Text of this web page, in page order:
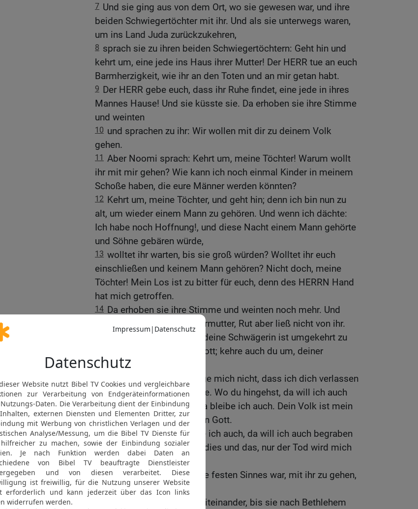
7 Und sie ging aus von dem Ort, wo sie gewesen war, und ihre
beiden Schwiegertöchter mit ihr. Und als sie unterwegs waren,
um ins Land Juda zurückzukehren,
8 sprach sie zu ihren beiden Schwiegertöchtern: Geht hin und
kehrt um, eine jede ins Haus ihrer Mutter! Der HERR tue an euch
Barmherzigkeit, wie ihr an den Toten und an mir getan habt.
9 Der HERR gebe euch, dass ihr Ruhe findet, eine jede in ihres
Mannes Hause! Und sie küsste sie. Da erhoben sie ihre Stimme
und weinten
10 und sprachen zu ihr: Wir wollen mit dir zu deinem Volk
gehen.
11 Aber Noomi sprach: Kehrt um, meine Töchter! Warum wollt
ihr mit mir gehen? Wie kann ich noch einmal Kinder in meinem
Schoße haben, die eure Männer werden könnten?
12 Kehrt um, meine Töchter, und geht hin; denn ich bin nun zu
alt, um wieder einem Mann zu gehören. Und wenn ich dächte:
Ich habe noch Hoffnung!, und diese Nacht einem Mann gehörte
und Söhne gebären würde,
13 wolltet ihr warten, bis sie groß würden? Wolltet ihr euch
einschließen und keinem Mann gehören? Nicht doch, meine
Töchter! Mein Los ist zu bitter für euch, denn des HERRN Hand
hat mich getroffen.
14 Da erhoben sie ihre Stimme und weinten noch mehr. Und
Orpa küsste ihre Schwiegermutter, Rut aber ließ nicht von ihr.
Sie aber sprach: Siehe, deine Schwägerin ist umgekehrt zu
ihrem Volk und zu ihrem Gott; kehre auch du um, deiner
Schwägerin nach.
Rut antwortete: Bedränge mich nicht, dass ich dich verlassen
und von dir umkehren sollte. Wo du hingehst, da will ich auch
hingehen; wo du bleibst, da bleibe ich auch. Dein Volk ist mein
Volk, und dein Gott ist mein Gott.
17 Wo du stirbst, da sterbe ich auch, da will ich auch begraben
werden. Der HERR tue mir dies und das, nur der Tod wird mich
und dich scheiden.
18 Als sie nun sah, dass sie festen Sinnes war, mit ihr zu gehen,
ließ sie ab, ihr zuzureden.
So gingen die beiden miteinander, bis sie nach Bethlehem